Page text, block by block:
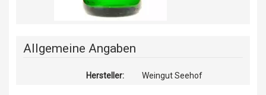
Allgemeine Angaben
Hersteller: Weingut Seehof